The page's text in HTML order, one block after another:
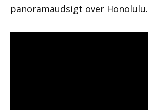
panoramaudsigt over Honolulu.